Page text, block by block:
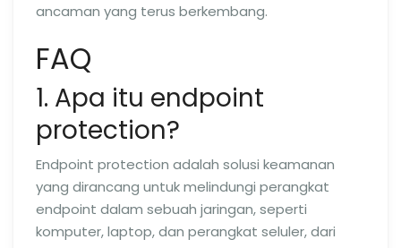
ancaman yang terus berkembang.
FAQ
1. Apa itu endpoint
protection?
Endpoint protection adalah solusi keamanan
yang dirancang untuk melindungi perangkat
endpoint dalam sebuah jaringan, seperti
komputer, laptop, dan perangkat seluler, dari